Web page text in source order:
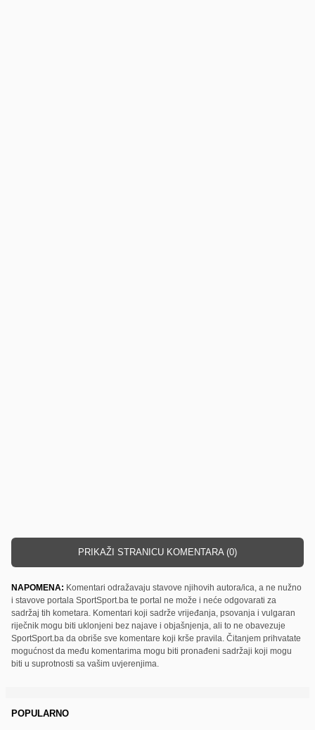
PRIKAŽI STRANICU KOMENTARA (0)
NAPOMENA: Komentari odražavaju stavove njihovih autora/ica, a ne nužno
i stavove portala SportSport.ba te portal ne može i neće odgovarati za
sadržaj tih kometara. Komentari koji sadrže vrijeđanja, psovanja i vulgaran
riječnik mogu biti uklonjeni bez najave i objašnjenja, ali to ne obavezuje
SportSport.ba da obriše sve komentare koji krše pravila. Čitanjem prihvatate
mogućnost da među komentarima mogu biti pronađeni sadržaji koji mogu
biti u suprotnosti sa vašim uvjerenjima.
POPULARNO